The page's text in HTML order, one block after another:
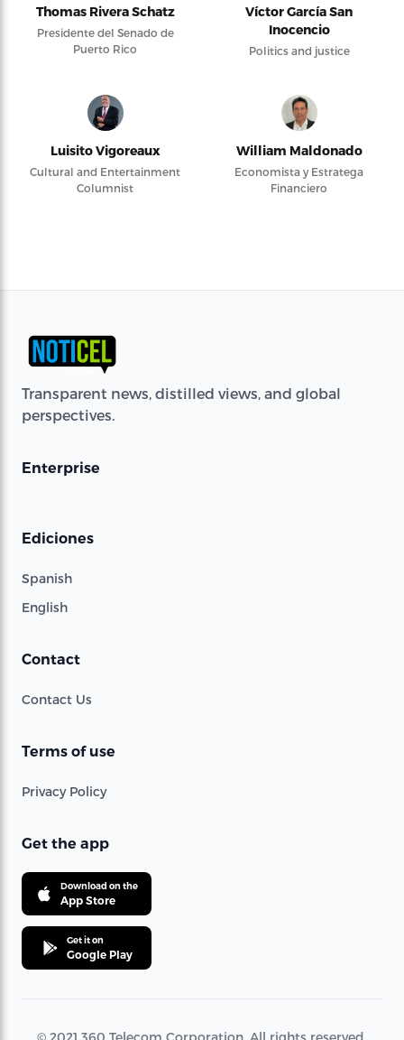
Thomas Rivera Schatz
Presidente del Senado de
Puerto Rico
Víctor García San
Inocencio
Politics and justice
Luisito Vigoreaux
Cultural and Entertainment
Columnist
William Maldonado
Economista y Estratega
Financiero
Transparent news, distilled views, and global
perspectives.
Enterprise
Ediciones
Spanish
English
Contact
Contact Us
Terms of use
Privacy Policy
Get the app
Download on the
App Store
Get it on
Google Play